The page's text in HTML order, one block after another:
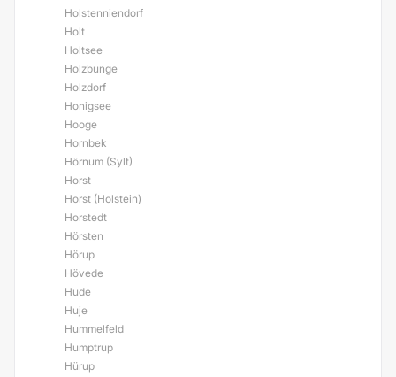
Holstenniendorf
Holt
Holtsee
Holzbunge
Holzdorf
Honigsee
Hooge
Hornbek
Hörnum (Sylt)
Horst
Horst (Holstein)
Horstedt
Hörsten
Hörup
Hövede
Hude
Huje
Hummelfeld
Humptrup
Hürup